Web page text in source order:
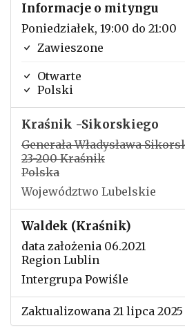
Informacje o mityngu
Poniedziałek, 19:00 do 21:00
Zawieszone
Otwarte
Polski
Kraśnik -Sikorskiego
Generała Władysława
23-200 Kraśnik
Polska
Województwo Lubelskie
Waldek (Kraśnik)
data założenia 06.2021
Region Lublin
Intergrupa Powiśle
Zaktualizowana 21 lipca 2025